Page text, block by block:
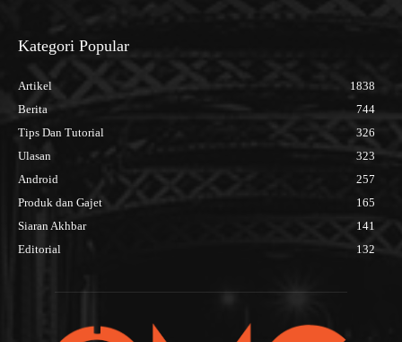
Kategori Popular
Artikel
1838
Berita
744
Tips Dan Tutorial
326
Ulasan
323
Android
257
Produk dan Gajet
165
Siaran Akhbar
141
Editorial
132